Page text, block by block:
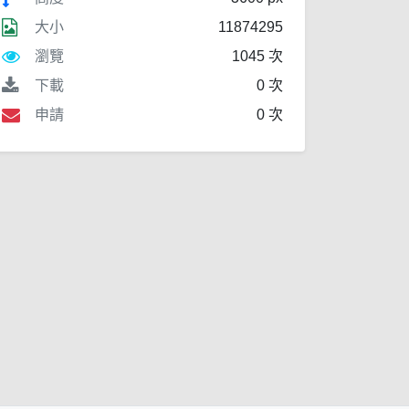
大小
11874295
瀏覽
1045 次
下載
0 次
申請
0 次